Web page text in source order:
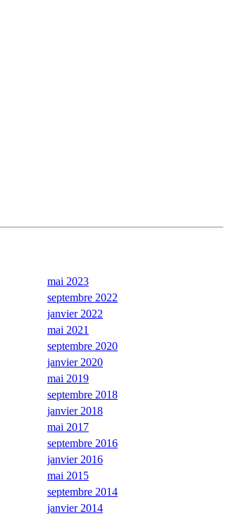
mai 2023
septembre 2022
janvier 2022
mai 2021
septembre 2020
janvier 2020
mai 2019
septembre 2018
janvier 2018
mai 2017
septembre 2016
janvier 2016
mai 2015
septembre 2014
janvier 2014